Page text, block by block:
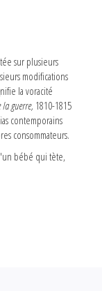
sur plusieurs
modifications
la voracité
la guerre, 1810-1815
contemporains
consommateurs.
bébé qui tète,